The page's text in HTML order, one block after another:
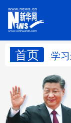
首页 学
学习进行时
国际